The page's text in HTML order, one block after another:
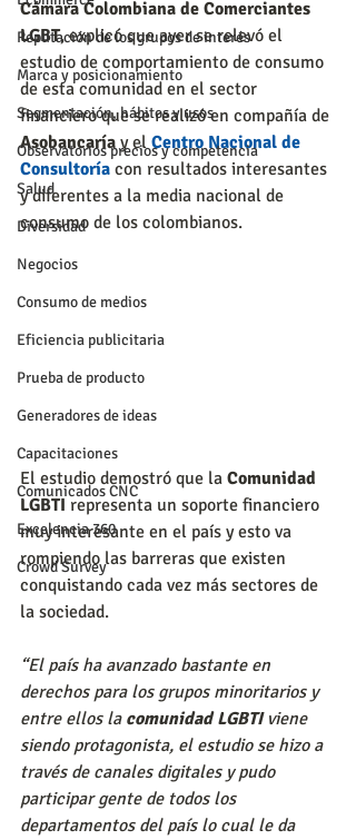
Reputación de los grupos de interés
Marca y posicionamiento
Segmentación, hábitos y usos
Observatorios precios y competencia
Salud
Diversidad
Negocios
Consumo de medios
Eficiencia publicitaria
Prueba de producto
Generadores de ideas
Capacitaciones
Comunicados CNC
Excelencia 360
Crowd Survey
Cámara Colombiana de Comerciantes
LGBT, explicó que ayer se relevó el
estudio de comportamiento de consumo
de esta comunidad en el sector
financiero que se realizó en compañía de
Asobancaría y el Centro Nacional de
Consultoría con resultados interesantes
y diferentes a la media nacional de
consumo de los colombianos.
El estudio demostró que la Comunidad
LGBTI representa un soporte financiero
muy interesante en el país y esto va
rompiendo las barreras que existen
conquistando cada vez más sectores de
la sociedad.
“El país ha avanzado bastante en
derechos para los grupos minoritarios y
entre ellos la comunidad LGBTI viene
siendo protagonista, el estudio se hizo a
través de canales digitales y pudo
participar gente de todos los
departamentos del país lo cual le da